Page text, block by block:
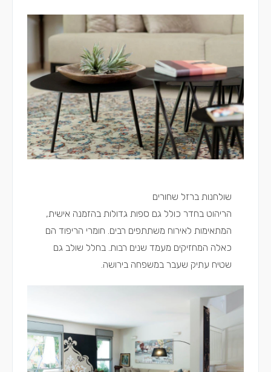
שולחנות ברזל שחורים
הריהוט בחדר כולל גם ספות גדולות בהזמנה אישית,
המתאימות לאירוח משתתפים רבים. חומרי הריפוד הם
כאלה המחזיקים מעמד שנים רבות. בחלל שולב גם
שטיח עתיק שעבר במשפחה בירושה.